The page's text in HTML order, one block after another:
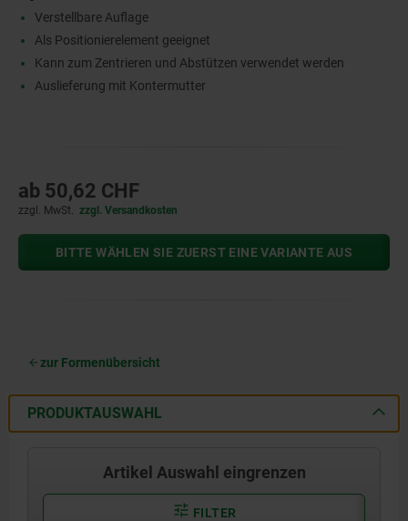
Verstellbare Auflage
Als Positionierelement geeignet
Kann zum Zentrieren und Abstützen verwendet werden
Auslieferung mit Kontermutter
ab 50,62 CHF
zzgl. MwSt. zzgl. Versandkosten
BITTE WÄHLEN SIE ZUERST EINE VARIANTE AUS
zur Formenübersicht
PRODUKTAUSWAHL
Artikel Auswahl eingrenzen
FILTER